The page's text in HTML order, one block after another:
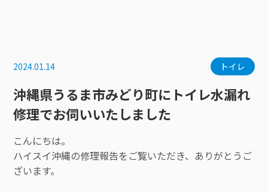
2024.01.14 トイレ
沖縄県うるま市みどり町にトイレ水漏れ
修理でお伺いいたしました
こんにちは。
ハイスイ沖縄の修理報告をご覧いただき、ありがとうご
ざいます。